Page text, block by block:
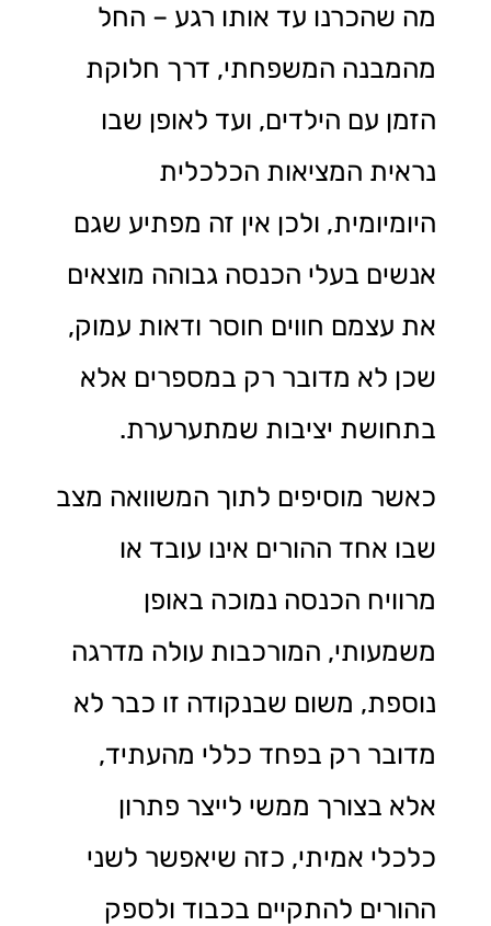
מה שהכרנו עד אותו רגע – החל
מהמבנה המשפחתי, דרך חלוקת
הזמן עם הילדים, ועד לאופן שבו
נראית המציאות הכלכלית
היומיומית, ולכן אין זה מפתיע שגם
אנשים בעלי הכנסה גבוהה מוצאים
את עצמם חווים חוסר ודאות עמוק,
שכן לא מדובר רק במספרים אלא
בתחושת יציבות שמתערערת.
כאשר מוסיפים לתוך המשוואה מצב
שבו אחד ההורים אינו עובד או
מרוויח הכנסה נמוכה באופן
משמעותי, המורכבות עולה מדרגה
נוספת, משום שבנקודה זו כבר לא
מדובר רק בפחד כללי מהעתיד,
אלא בצורך ממשי לייצר פתרון
כלכלי אמיתי, כזה שיאפשר לשני
ההורים להתקיים בכבוד ולספק